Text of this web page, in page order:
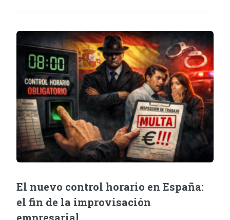
El nuevo control horario en España:
el fin de la improvisación